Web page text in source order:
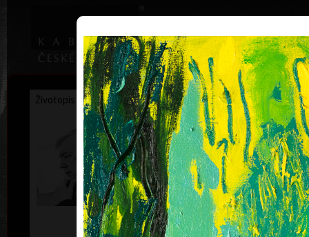
Home |
Životopis Výstavy Ocenění Sbírky
František
Hodonský
* 19. 2. 1945